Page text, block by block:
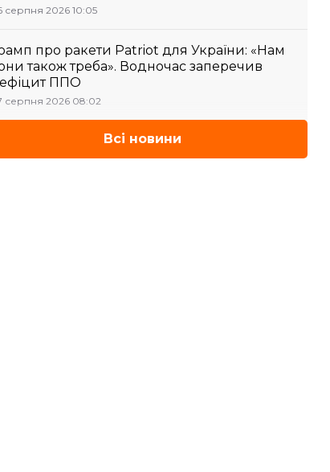
серпня 2026 10:05
про ракети Patriot для України: «Нам
також треба». Водночас заперечив
ППО
серпня 2026 08:02
Всі новини